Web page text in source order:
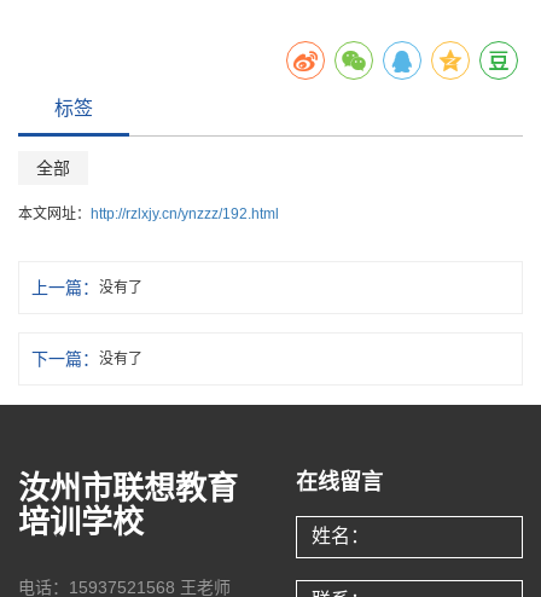
标签
全部
本文网址： http://rzlxjy.cn/ynzzz/192.html
上一篇： 没有了
下一篇： 没有了
汝州市联想教育
培训学校
电话：15937521568 王老师
在线留言